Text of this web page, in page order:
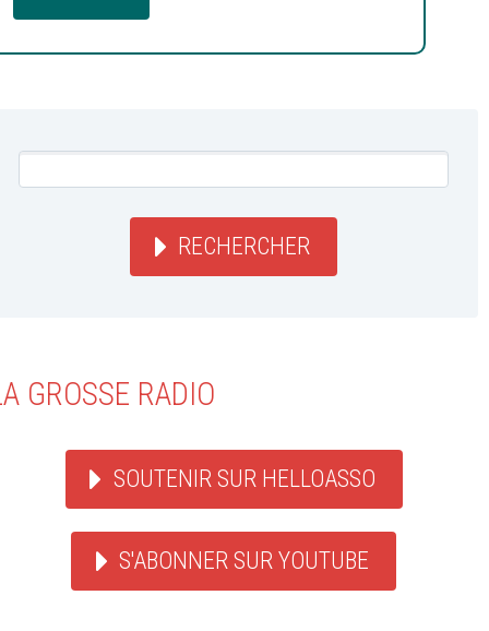
RECHERCHER
GROSSE RADIO
SOUTENIR SUR HELLOASSO
S'ABONNER SUR YOUTUBE